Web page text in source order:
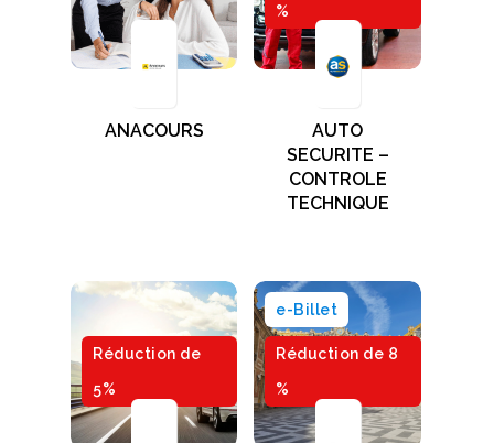
ANACOURS
%
AUTO
SECURITE –
CONTROLE
TECHNIQUE
Réduction de
5%
Réduction de 8
%
e-Billet